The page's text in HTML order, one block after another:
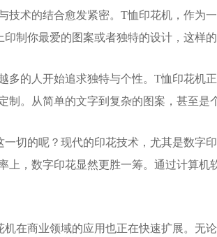
技术的结合愈发紧密。T恤印花机，作为
制你最爱的图案或者独特的设计，这样
多的人开始追求独特与个性。T恤印花机
制。从简单的文字到复杂的图案，甚至是
切的呢？现代的印花技术，尤其是数字
上，数字印花显然更胜一筹。通过计算机
在商业领域的应用也正在快速扩展。无